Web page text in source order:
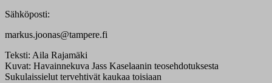
Sähköposti:
markus.joonas@tampere.fi
Teksti: Aila Rajamäki
Kuvat: Havainnekuva Jass Kaselaanin teosehdotuksesta
Sukulaissielut tervehtivät kaukaa toisiaan